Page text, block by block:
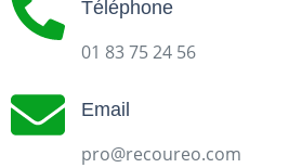
Téléphone
01 83 75 24 56
Email
pro@recoureo.com